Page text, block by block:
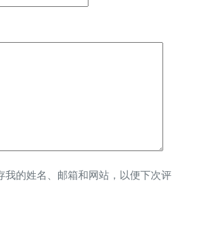
我的姓名、邮箱和网站，以便下次评